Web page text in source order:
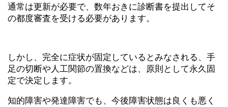
通常は更新が必要で、数年おきに診断書を提出してそ
の都度審査を受ける必要があります。
しかし、完全に症状が固定しているとみなされる、手
足の切断や人工関節の置換などは、原則として永久固
定で決定します。
知的障害や発達障害でも、今後障害状態は良くも悪く